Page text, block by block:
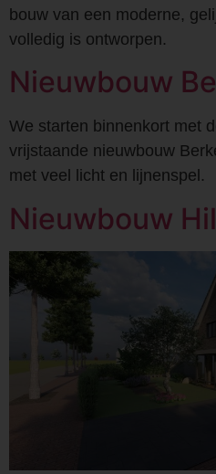
bouw van een moderne,
volledig is ontworpen.
Nieuwbouw
We starten binnenkort met
vrijstaande nieuwbouw
met veel licht en lijnenspel.
Nieuwbouw